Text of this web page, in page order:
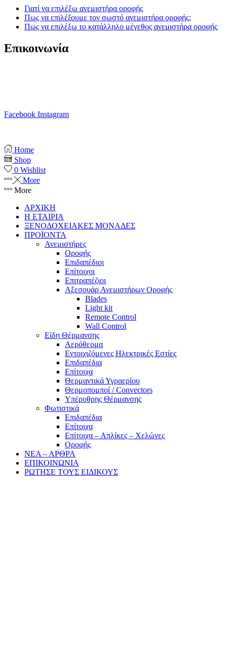
Γιατί να επιλέξω ανεμιστήρα οροφής
Πως να επιλέξουμε τον σωστό ανεμιστήρα οροφής;
Πως να επιλέξω το κατάλληλο μέγεθος ανεμιστήρα οροφής
Επικοινωνία
Facebook Instagram
Home
Shop
0 Wishlist
More
More
ΑΡΧΙΚΗ
Η ΕΤΑΙΡΙΑ
ΞΕΝΟΔΟΧΕΙΑΚΕΣ ΜΟΝΑΔΕΣ
ΠΡΟΪΟΝΤΑ
Ανεμιστήρες
Οροφής
Επιδαπέδιοι
Επίτοιχοι
Επιτραπέζιοι
Αξεσουάρ Ανεμιστήρων Οροφής
Blades
Light kit
Remote Control
Wall Control
Είδη Θέρμανσης
Αερόθερμα
Εντοιχιζόμενες Ηλεκτρικές Εστίες
Επιδαπέδια
Επίτοιχα
Θερμαντικά Υγραερίου
Θερμοπομποί / Convectors
Υπέρυθρης Θέρμανσης
Φωτιστικά
Επιδαπέδια
Επίτοιχα
Επίτοιχα – Απλίκες – Χελώνες
Οροφής
ΝΕΑ – ΑΡΘΡΑ
ΕΠΙΚΟΙΝΩΝΙΑ
ΡΩΤΗΣΕ ΤΟΥΣ ΕΙΔΙΚΟΥΣ